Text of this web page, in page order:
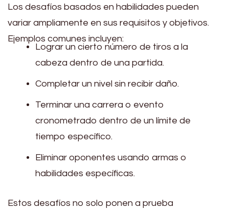
Los desafíos basados en habilidades pueden
variar ampliamente en sus requisitos y objetivos.
Ejemplos comunes incluyen:
Lograr un cierto número de tiros a la
cabeza dentro de una partida.
Completar un nivel sin recibir daño.
Terminar una carrera o evento
cronometrado dentro de un límite de
tiempo específico.
Eliminar oponentes usando armas o
habilidades específicas.
Estos desafíos no solo ponen a prueba